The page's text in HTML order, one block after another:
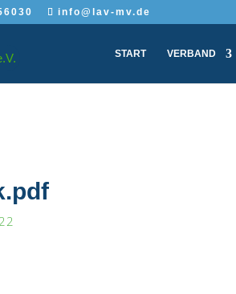
info@lav-mv.de
START VERBAND